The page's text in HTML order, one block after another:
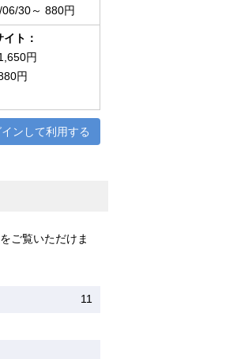
30～ 880円
ト：
円
円
ンして利用する
ご覧いただけま
11